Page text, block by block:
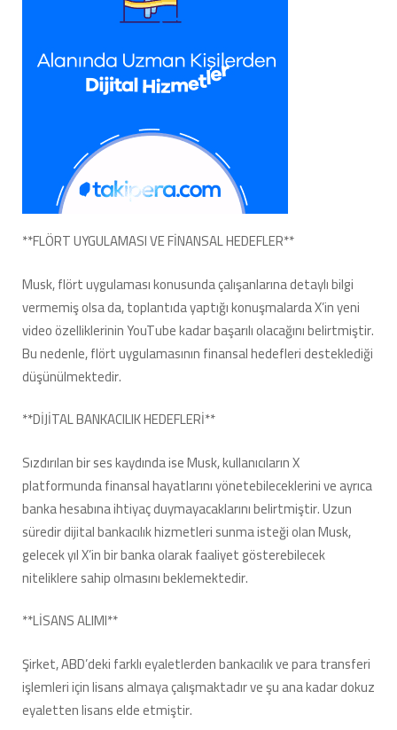
**FLÖRT UYGULAMASI VE FİNANSAL HEDEFLER**
Musk, flört uygulaması konusunda çalışanlarına detaylı bilgi
vermemiş olsa da, toplantıda yaptığı konuşmalarda X’in yeni
video özelliklerinin YouTube kadar başarılı olacağını belirtmiştir.
Bu nedenle, flört uygulamasının finansal hedefleri desteklediği
düşünülmektedir.
**DİJİTAL BANKACILIK HEDEFLERİ**
Sızdırılan bir ses kaydında ise Musk, kullanıcıların X
platformunda finansal hayatlarını yönetebileceklerini ve ayrıca
banka hesabına ihtiyaç duymayacaklarını belirtmiştir. Uzun
süredir dijital bankacılık hizmetleri sunma isteği olan Musk,
gelecek yıl X’in bir banka olarak faaliyet gösterebilecek
niteliklere sahip olmasını beklemektedir.
**LİSANS ALIMI**
Şirket, ABD’deki farklı eyaletlerden bankacılık ve para transferi
işlemleri için lisans almaya çalışmaktadır ve şu ana kadar dokuz
eyaletten lisans elde etmiştir.